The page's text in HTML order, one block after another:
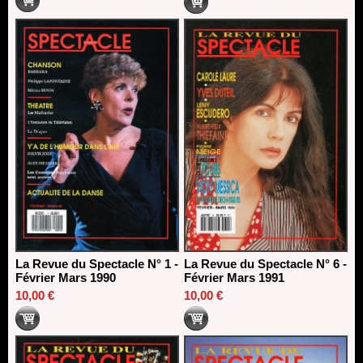
La Revue du Spectacle N° 1 -
Février Mars 1990
10,00 €
La Revue du Spectacle N° 6 -
Février Mars 1991
10,00 €